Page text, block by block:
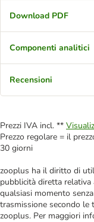
Download PDF
Componenti analitici
Recensioni
Prezzi IVA incl. **
Prezzo regolare = il
30 giorni
zooplus ha il diritto di
pubblicità diretta
qualsiasi momento
trasmissione secondo le
zooplus. Per maggiori